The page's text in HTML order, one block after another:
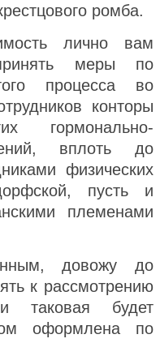
ромба.
лично вам
меры по
процесса во
конторы
гормонально-
вплоть до
физических
пусть и
племенами
довожу до
к рассмотрению
таковая будет
оформлена по